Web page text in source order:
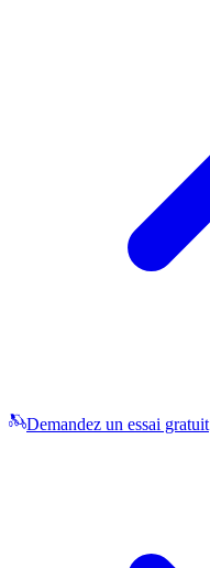
Demandez un essai gratuit